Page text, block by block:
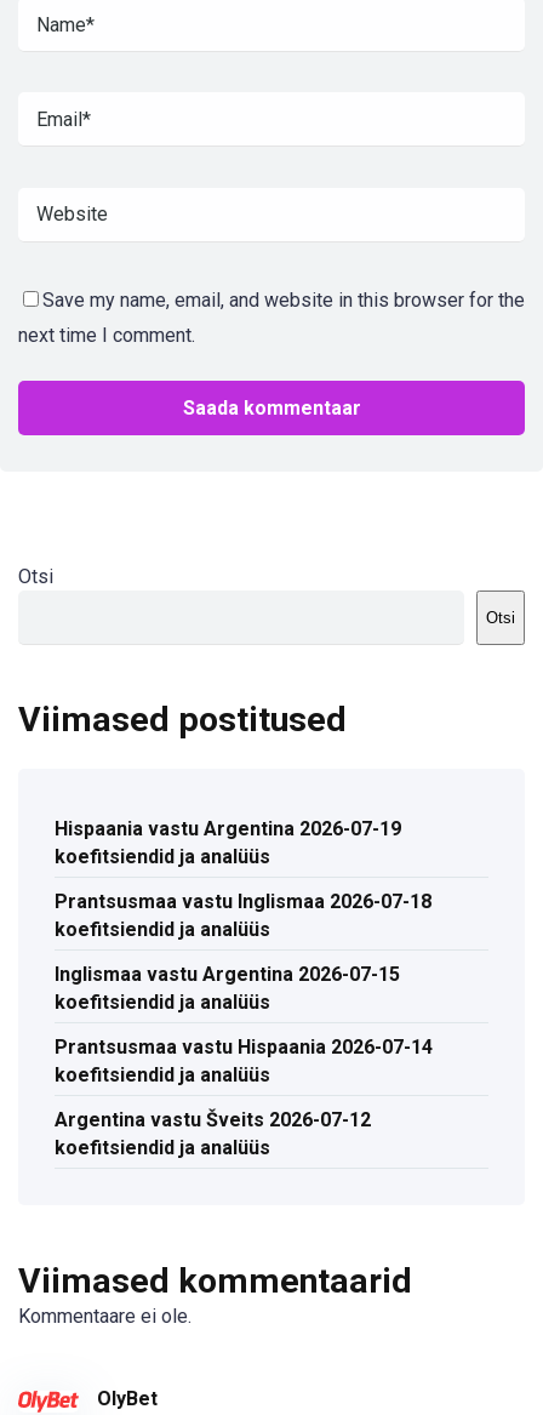
Save my name, email, and website in this browser for the
next time I comment.
Otsi
Otsi
Viimased postitused
Hispaania vastu Argentina 2026-07-19
koefitsiendid ja analüüs
Prantsusmaa vastu Inglismaa 2026-07-18
koefitsiendid ja analüüs
Inglismaa vastu Argentina 2026-07-15
koefitsiendid ja analüüs
Prantsusmaa vastu Hispaania 2026-07-14
koefitsiendid ja analüüs
Argentina vastu Šveits 2026-07-12
koefitsiendid ja analüüs
Viimased kommentaarid
Kommentaare ei ole.
OlyBet